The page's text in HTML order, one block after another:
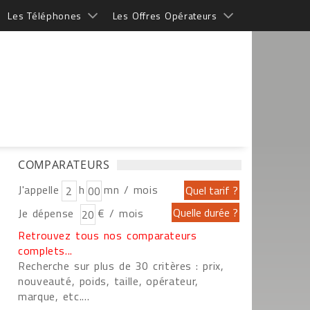
Les Téléphones Les Offres Opérateurs
COMPARATEURS
J'appelle h
mn / mois
Je dépense
€ / mois
Retrouvez tous nos comparateurs
complets...
Recherche sur plus de 30 critères : prix,
nouveauté, poids, taille, opérateur,
marque, etc....